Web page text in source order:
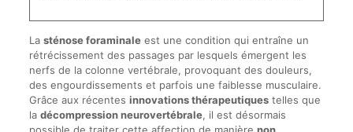
La sténose foraminaleest une condition qui entraîne un
rétrécissement des passages par lesquels émergent les
nerfs de la colonne vertébrale, provoquant des douleurs,
des engourdissements et parfois une faiblesse musculaire.
Grâce aux récentes innovations thérapeutiquestelles que
la décompression neurovertébrale, il est désormais